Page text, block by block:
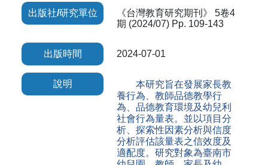
出版社/研究單位
《台灣教育研究期刊》 5卷4
期 (2024/07) Pp. 109-143
出版時間 2024-07-01
說明
本研究旨在發展家長教
養行為、教師品德教學行
為、品德教育環境及幼兒利
社會行為量表。並以項目分
析、探索性因素分析與信度
分析評估該量表之信效度及
適配度。研究對象為臺南市